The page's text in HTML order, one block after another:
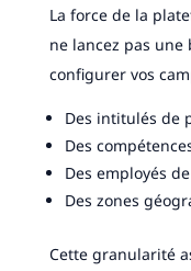
La force de la
ne lancez pas une
configurer vos
Des intitulés de
Des
Des employés
Des zones
Cette granularité